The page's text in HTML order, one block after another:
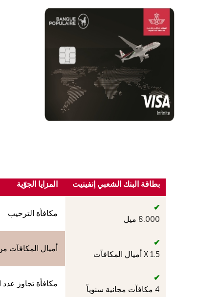
بطاقة البنك الشعبي إنفينيت المزايا الجوّية
✔
8.000 ميل
مكافأة الترحيب
✔
1.5 X أميال المكافآت
أميال المكافآت
✔
4 مكافآت مجانية سنوياً
مكافأة تجاوز عدد